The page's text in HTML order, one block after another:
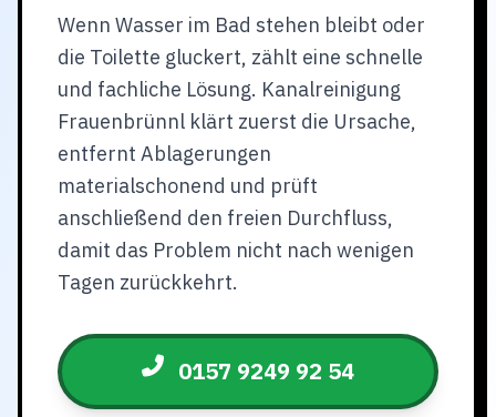
Wenn Wasser im Bad stehen bleibt oder
die Toilette gluckert, zählt eine schnelle
und fachliche Lösung. Kanalreinigung
Frauenbrünnl klärt zuerst die Ursache,
entfernt Ablagerungen
materialschonend und prüft
anschließend den freien Durchfluss,
damit das Problem nicht nach wenigen
Tagen zurückkehrt.
0157 9249 92 54